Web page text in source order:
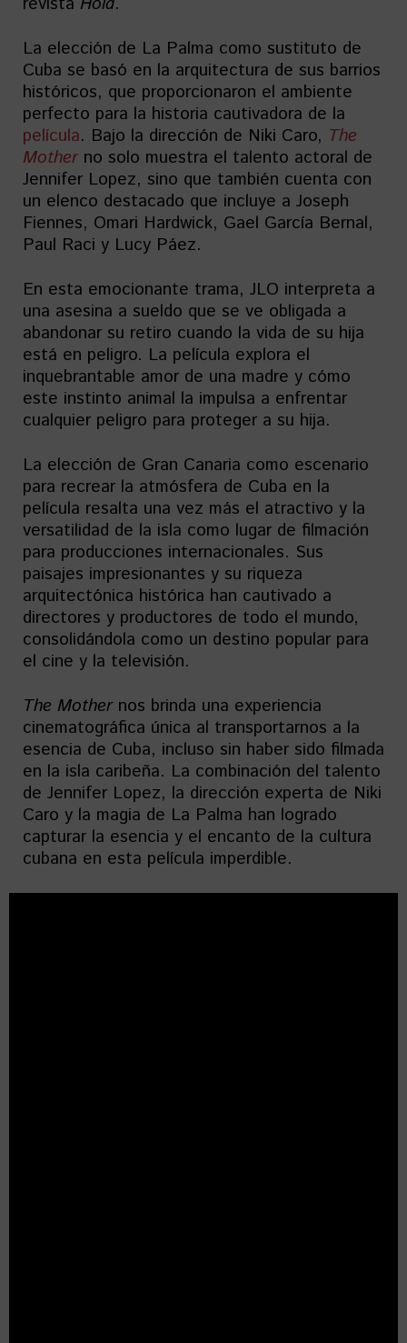
La elección de La Palma como sustituto de
Cuba se basó en la arquitectura de sus barrios
históricos, que proporcionaron el ambiente
perfecto para la historia cautivadora de la
película. Bajo la dirección de Niki Caro, The
Motherno solo muestra el talento actoral de
Jennifer Lopez, sino que también cuenta con
un elenco destacado que incluye a Joseph
Fiennes, Omari Hardwick, Gael García Bernal,
Paul Raci y Lucy Páez.
En esta emocionante trama, JLO interpreta a
una asesina a sueldo que se ve obligada a
abandonar su retiro cuando la vida de su hija
está en peligro. La película explora el
inquebrantable amor de una madre y cómo
este instinto animal la impulsa a enfrentar
cualquier peligro para proteger a su hija.
La elección de Gran Canaria como escenario
para recrear la atmósfera de Cuba en la
película resalta una vez más el atractivo y la
versatilidad de la isla como lugar de filmación
para producciones internacionales. Sus
paisajes impresionantes y su riqueza
arquitectónica histórica han cautivado a
directores y productores de todo el mundo,
consolidándola como un destino popular para
el cine y la televisión.
The Mothernos brinda una experiencia
cinematográfica única al transportarnos a la
esencia de Cuba, incluso sin haber sido filmada
en la isla caribeña. La combinación del talento
de Jennifer Lopez, la dirección experta de Niki
Caro y la magia de La Palma han logrado
capturar la esencia y el encanto de la cultura
cubana en esta película imperdible.